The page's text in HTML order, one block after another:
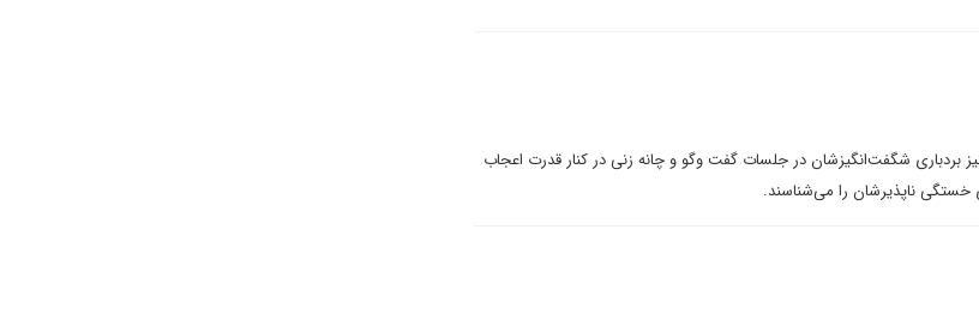
نیز بردباری شگفت‌انگیزشان در جلسات گفت وگو و چانه زنی در کنار قدرت اعجاب
خستگی ناپذیرشان را می‌شناسند.